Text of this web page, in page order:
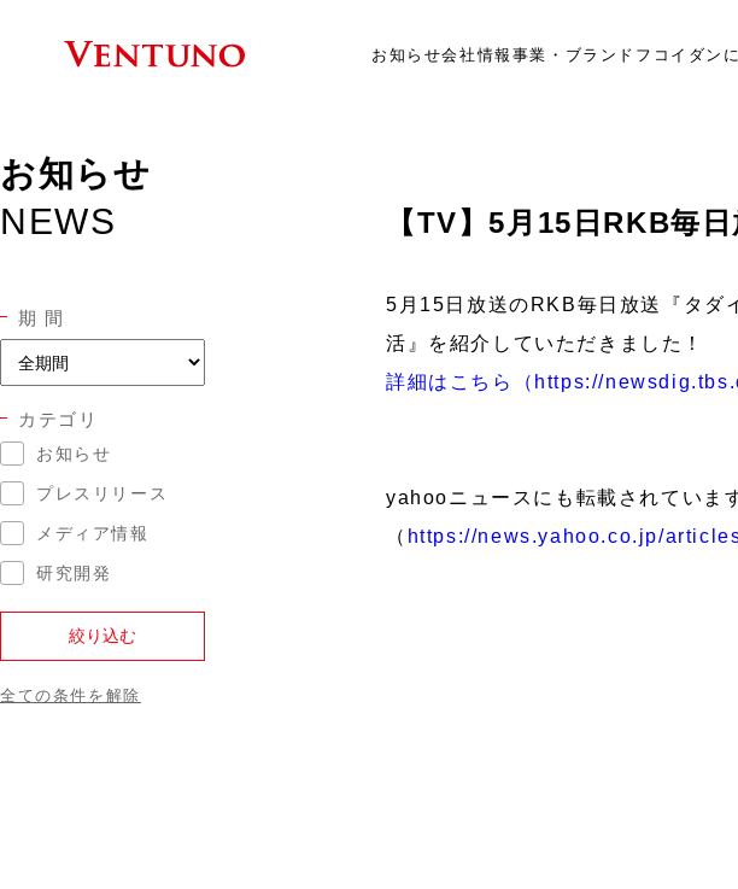
お知らせ会社情報 事業・ブランド フコイダン
【TV】5月15日RKB毎
5月15日放送のRKB毎日放送『タダ
活』を紹介していただきました！
詳細はこちら（https://
yahooニュースにも転載されていま
（ https://news.yahoo.co.jp/
お知らせ
NEWS
期 間
カテゴリ
お知らせ
プレスリリース
メディア情報
研究開発
全ての条件を解除